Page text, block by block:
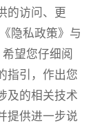
的访问、更
隐私政策》与
望您仔细阅
指引，作出您
及的相关技术
提供进一步说